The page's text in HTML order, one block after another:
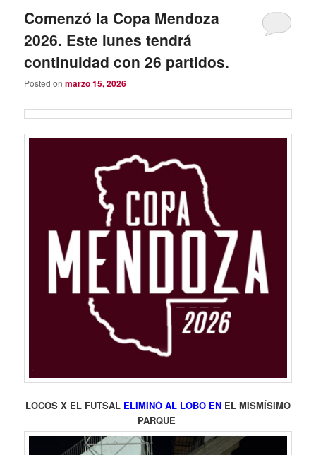
Comenzó la Copa Mendoza
2026. Este lunes tendrá
continuidad con 26 partidos.
Posted onmarzo 15, 2026
LOCOS X EL FUTSAL ELIMINÓ AL LOBO EN EL MISMÍSIMO
PARQUE